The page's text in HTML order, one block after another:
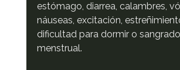
estómago, diarrea, calambres,
náuseas, excitación,
dificultad para dormir o sangrado
menstrual.